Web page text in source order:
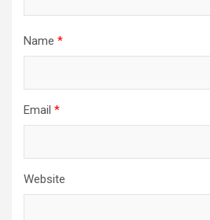
Name *
Email *
Website